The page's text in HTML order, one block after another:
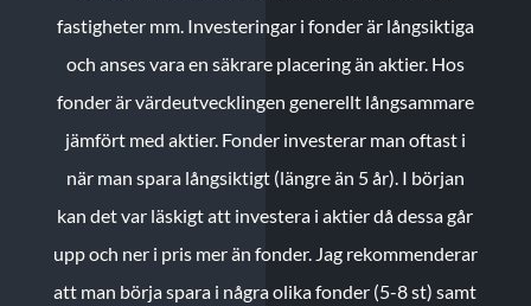
fastigheter mm. Investeringar i fonder är långsiktiga
och anses vara en säkrare placering än aktier. Hos
fonder är värdeutvecklingen generellt långsammare
jämfört med aktier. Fonder investerar man oftast i
när man spara långsiktigt (längre än 5 år). I början
kan det var läskigt att investera i aktier då dessa går
upp och ner i pris mer än fonder. Jag rekommenderar
att man börja spara i några olika fonder (5-8 st) samt